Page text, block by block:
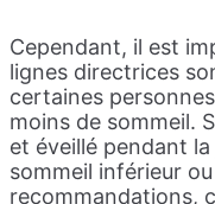
Cependant, il est
lignes directrices
certaines
moins de sommeil.
et éveillé pendant
sommeil inférieur
recommandations,